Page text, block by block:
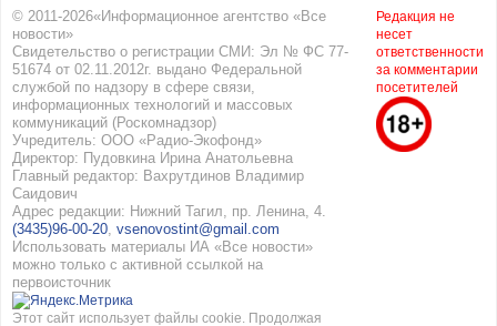
© 2011-2026«Информационное агентство «Все
новости»
Свидетельство о регистрации СМИ: Эл № ФС 77-
51674 от 02.11.2012г. выдано Федеральной
службой по надзору в сфере связи,
информационных технологий и массовых
коммуникаций (Роскомнадзор)
Учредитель: ООО «Радио-Экофонд»
Директор: Пудовкина Ирина Анатольевна
Главный редактор: Вахрутдинов Владимир
Саидович
Адрес редакции: Нижний Тагил, пр. Ленина, 4.
(3435)96-00-20, vsenovostint@gmail.com
Использовать материалы ИА «Все новости»
можно только с активной ссылкой на
первоисточник
Этот сайт использует файлы cookie. Продолжая
Редакция не
несет
ответственности
за комментарии
посетителей